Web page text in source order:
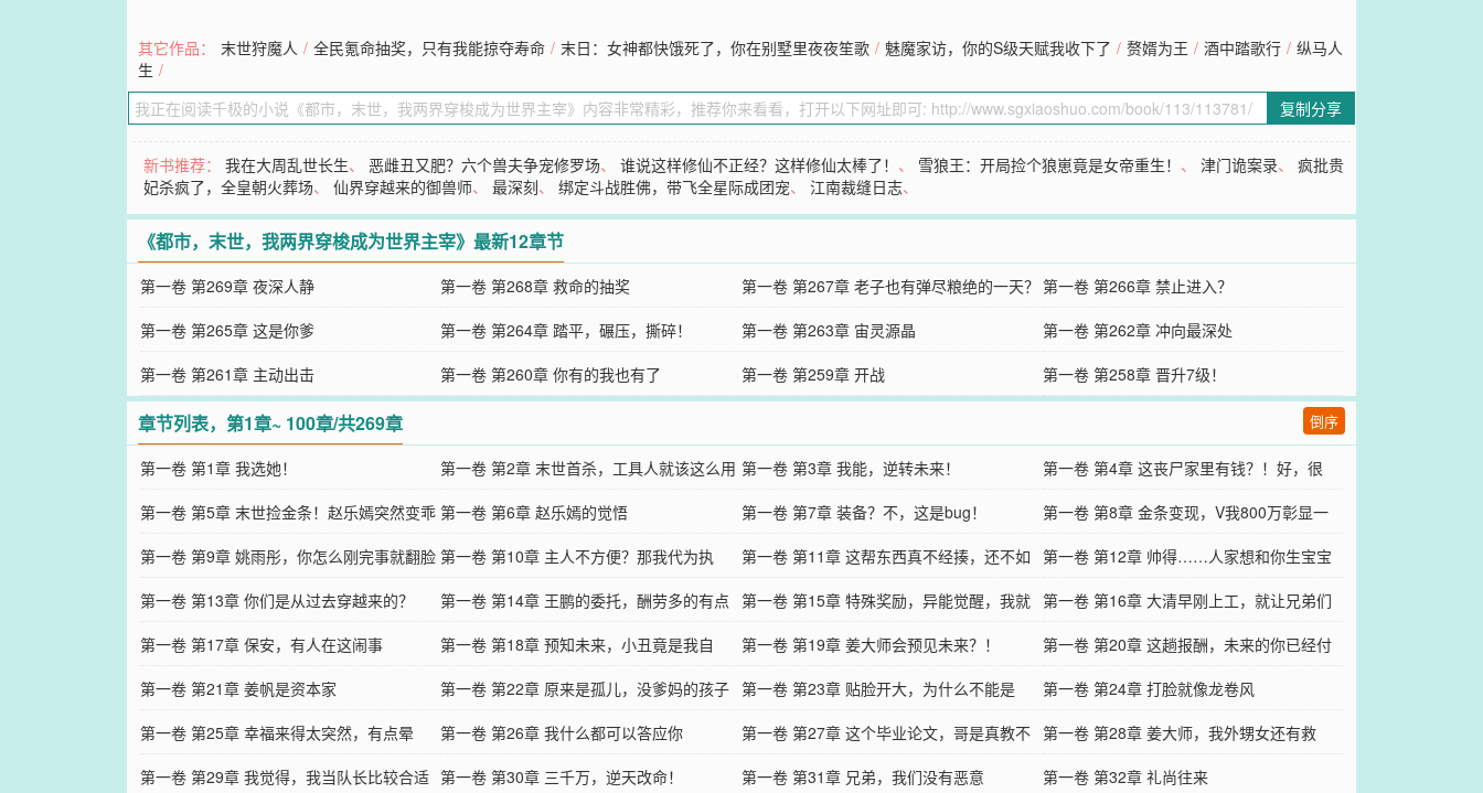
其它作品： 末世狩魔人 / 全民氪命抽奖，只有我能掠夺寿命 / 末日：女神都快饿死了，你在别墅里夜夜笙歌 / 魅魔家访，你的S级天赋我收下了 / 赘婿为王 / 酒中踏歌行 / 纵马人
生 /
复制分享
新书推荐：我在大周乱世长生、恶雌丑又肥？六个兽夫争宠修罗场、谁说这样修仙不正经？这样修仙太棒了！ 、 雪狼王：开局捡个狼崽竟是女帝重生！ 、津门诡案录、疯批贵
妃杀疯了，全皇朝火葬场、仙界穿越来的御兽师、最深刻、绑定斗战胜佛，带飞全星际成团宠、江南裁缝日志、
《都市，末世，我两界穿梭成为世界主宰》最新12章节
第一卷 第269章 夜深人静 第一卷 第268章 救命的抽奖 第一卷 第267章 老子也有弹尽粮绝的一天？ 第一卷 第266章 禁止进入？
第一卷 第265章 这是你爹
第一卷 第264章 踏平，碾压，撕碎！ 第一卷 第263章 宙灵源晶
第一卷 第262章 冲向最深处
第一卷 第261章 主动出击
第一卷 第260章 你有的我也有了 第一卷 第259章 开战 第一卷 第258章 晋升7级！
章节列表，第1章~ 100章/共269章 倒序
第一卷 第1章 我选她！ 第一卷 第2章 末世首杀，工具人就该这么用 第一卷 第3章 我能，逆转未来！
第一卷 第4章 这丧尸家里有钱？！好，很
好！
第一卷 第5章 末世捡金条！赵乐嫣突然变乖
了？
第一卷 第6章 赵乐嫣的觉悟 第一卷 第7章 装备？不，这是bug！
第一卷 第8章 金条变现，V我800万彰显一
下实力？
第一卷 第9章 姚雨彤，你怎么刚完事就翻脸
不认人？
第一卷 第10章 主人不方便？那我代为执
行！
第一卷 第11章 这帮东西真不经揍，还不如
你
第一卷 第12章 帅得……人家想和你生宝宝
了
第一卷 第13章 你们是从过去穿越来的？
第一卷 第14章 王鹏的委托，酬劳多的有点
过于离谱！
第一卷 第15章 特殊奖励，异能觉醒，我就
是这末世的王！
第一卷 第16章 大清早刚上工，就让兄弟们
看科幻片！
第一卷 第17章 保安，有人在这闹事
第一卷 第18章 预知未来，小丑竟是我自
己？
第一卷 第19章 姜大师会预见未来？！
第一卷 第20章 这趟报酬，未来的你已经付
过了
第一卷 第21章 姜帆是资本家
第一卷 第22章 原来是孤儿，没爹妈的孩子
果然没教养
第一卷 第23章 贴脸开大，为什么不能是
我？
第一卷 第24章 打脸就像龙卷风
第一卷 第25章 幸福来得太突然，有点晕
第一卷 第26章 我什么都可以答应你
第一卷 第27章 这个毕业论文，哥是真教不
了
第一卷 第28章 姜大师，我外甥女还有救
吗？
第一卷 第29章 我觉得，我当队长比较合适 第一卷 第30章 三千万，逆天改命！ 第一卷 第31章 兄弟，我们没有恶意
第一卷 第32章 礼尚往来